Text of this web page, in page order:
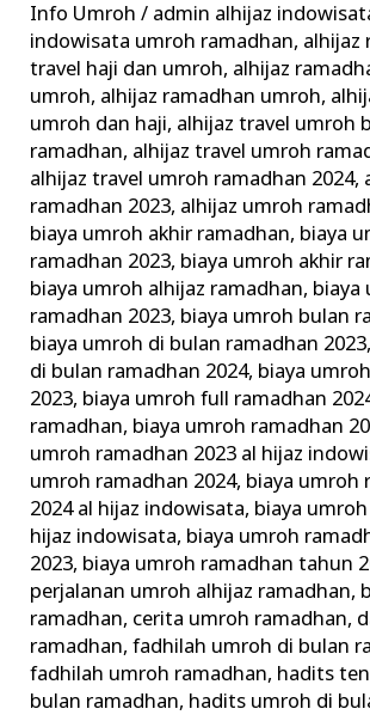
Info Umroh / admin alhijaz
indowisata umroh ramadhan, alhijaz
travel haji dan umroh, alhijaz
umroh, alhijaz ramadhan umroh,
umroh dan haji, alhijaz travel umroh
ramadhan, alhijaz travel umroh
alhijaz travel umroh ramadhan 2024,
ramadhan 2023, alhijaz umroh
biaya umroh akhir ramadhan, biaya
ramadhan 2023, biaya umroh akhir
biaya umroh alhijaz ramadhan, biaya
ramadhan 2023, biaya umroh bulan
biaya umroh di bulan ramadhan 2023,
di bulan ramadhan 2024, biaya
2023, biaya umroh full ramadhan
ramadhan, biaya umroh ramadhan
umroh ramadhan 2023 al hijaz
umroh ramadhan 2024, biaya umroh
2024 al hijaz indowisata, biaya
hijaz indowisata, biaya umroh
2023, biaya umroh ramadhan tahun
perjalanan umroh alhijaz ramadhan,
ramadhan, cerita umroh ramadhan,
ramadhan,fadhilah umroh di bulan
fadhilah umroh ramadhan, hadits
bulan ramadhan, hadits umroh di